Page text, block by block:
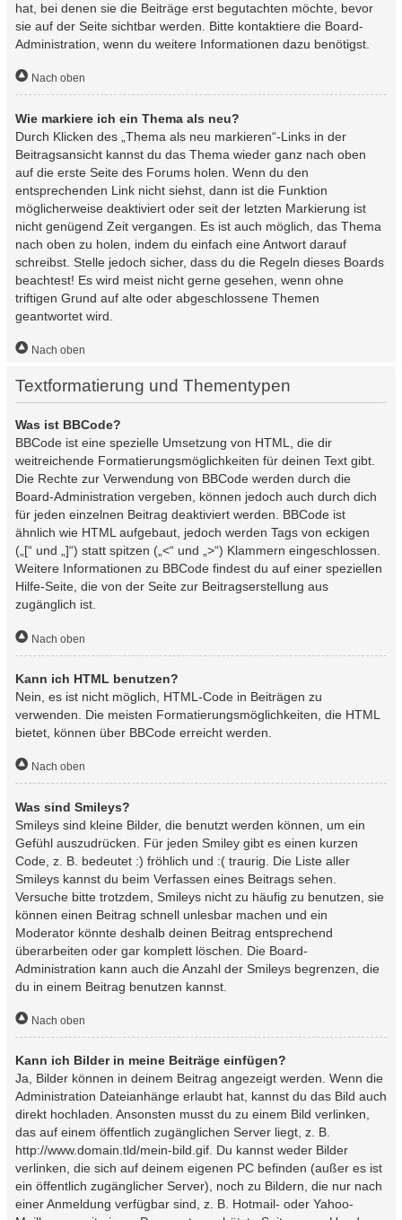
hat, bei denen sie die Beiträge erst begutachten möchte, bevor
sie auf der Seite sichtbar werden. Bitte kontaktiere die Board-
Administration, wenn du weitere Informationen dazu benötigst.
Nach oben
Wie markiere ich ein Thema als neu?
Durch Klicken des „Thema als neu markieren“-Links in der
Beitragsansicht kannst du das Thema wieder ganz nach oben
auf die erste Seite des Forums holen. Wenn du den
entsprechenden Link nicht siehst, dann ist die Funktion
möglicherweise deaktiviert oder seit der letzten Markierung ist
nicht genügend Zeit vergangen. Es ist auch möglich, das Thema
nach oben zu holen, indem du einfach eine Antwort darauf
schreibst. Stelle jedoch sicher, dass du die Regeln dieses Boards
beachtest! Es wird meist nicht gerne gesehen, wenn ohne
triftigen Grund auf alte oder abgeschlossene Themen
geantwortet wird.
Nach oben
Textformatierung und Thementypen
Was ist BBCode?
BBCode ist eine spezielle Umsetzung von HTML, die dir
weitreichende Formatierungsmöglichkeiten für deinen Text gibt.
Die Rechte zur Verwendung von BBCode werden durch die
Board-Administration vergeben, können jedoch auch durch dich
für jeden einzelnen Beitrag deaktiviert werden. BBCode ist
ähnlich wie HTML aufgebaut, jedoch werden Tags von eckigen
(„[“ und „]“) statt spitzen („<“ und „>“) Klammern eingeschlossen.
Weitere Informationen zu BBCode findest du auf einer speziellen
Hilfe-Seite, die von der Seite zur Beitragserstellung aus
zugänglich ist.
Nach oben
Kann ich HTML benutzen?
Nein, es ist nicht möglich, HTML-Code in Beiträgen zu
verwenden. Die meisten Formatierungsmöglichkeiten, die HTML
bietet, können über BBCode erreicht werden.
Nach oben
Was sind Smileys?
Smileys sind kleine Bilder, die benutzt werden können, um ein
Gefühl auszudrücken. Für jeden Smiley gibt es einen kurzen
Code, z. B. bedeutet :) fröhlich und :( traurig. Die Liste aller
Smileys kannst du beim Verfassen eines Beitrags sehen.
Versuche bitte trotzdem, Smileys nicht zu häufig zu benutzen, sie
können einen Beitrag schnell unlesbar machen und ein
Moderator könnte deshalb deinen Beitrag entsprechend
überarbeiten oder gar komplett löschen. Die Board-
Administration kann auch die Anzahl der Smileys begrenzen, die
du in einem Beitrag benutzen kannst.
Nach oben
Kann ich Bilder in meine Beiträge einfügen?
Ja, Bilder können in deinem Beitrag angezeigt werden. Wenn die
Administration Dateianhänge erlaubt hat, kannst du das Bild auch
direkt hochladen. Ansonsten musst du zu einem Bild verlinken,
das auf einem öffentlich zugänglichen Server liegt, z. B.
http://www.domain.tld/mein-bild.gif. Du kannst weder Bilder
verlinken, die sich auf deinem eigenen PC befinden (außer es ist
ein öffentlich zugänglicher Server), noch zu Bildern, die nur nach
einer Anmeldung verfügbar sind, z. B. Hotmail- oder Yahoo-